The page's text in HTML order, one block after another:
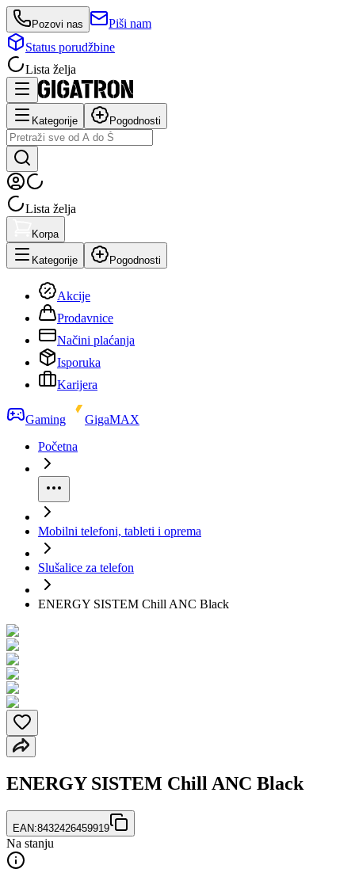
Pozovi nas
Piši nam
Status porudžbine
Lista želja
Kategorije Pogodnosti
Lista želja
Korpa
Kategorije Pogodnosti
Akcije
Prodavnice
Načini plaćanja
Isporuka
Karijera
Gaming
GigaMAX
Početna
Mobilni telefoni, tableti i oprema
Slušalice za telefon
ENERGY SISTEM Chill ANC Black
ENERGY SISTEM Chill ANC Black
EAN:8432426459919
Na stanju